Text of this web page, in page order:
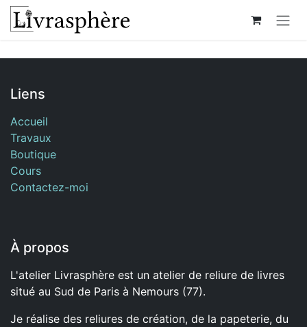
Se rendre au contenu
Liens
Accueil
Travaux
Boutique
Cours
Contactez-moi
À propos
L'atelier Livrasphère est un atelier de reliure de livres
situé au Sud de Paris à Nemours (77).
Je réalise des reliures de création, de la papeterie, du